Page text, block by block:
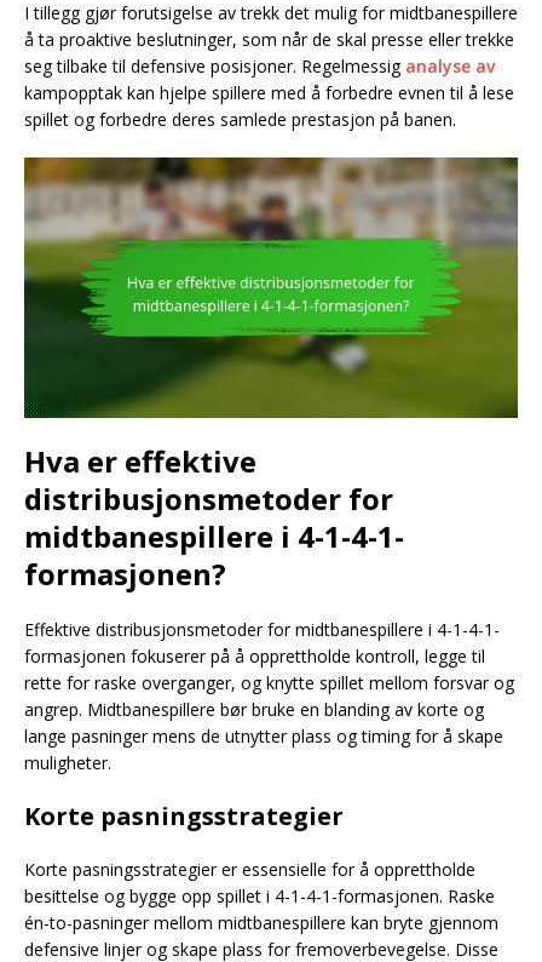
I tillegg gjør forutsigelse av trekk det mulig for midtbanespillere
å ta proaktive beslutninger, som når de skal presse eller trekke
seg tilbake til defensive posisjoner. Regelmessig analyse av
kampopptak kan hjelpe spillere med å forbedre evnen til å lese
spillet og forbedre deres samlede prestasjon på banen.
Hva er effektive
distribusjonsmetoder for
midtbanespillere i 4-1-4-1-
formasjonen?
Effektive distribusjonsmetoder for midtbanespillere i 4-1-4-1-
formasjonen fokuserer på å opprettholde kontroll, legge til
rette for raske overganger, og knytte spillet mellom forsvar og
angrep. Midtbanespillere bør bruke en blanding av korte og
lange pasninger mens de utnytter plass og timing for å skape
muligheter.
Korte pasningsstrategier
Korte pasningsstrategier er essensielle for å opprettholde
besittelse og bygge opp spillet i 4-1-4-1-formasjonen. Raske
én-to-pasninger mellom midtbanespillere kan bryte gjennom
defensive linjer og skape plass for fremoverbevegelse. Disse